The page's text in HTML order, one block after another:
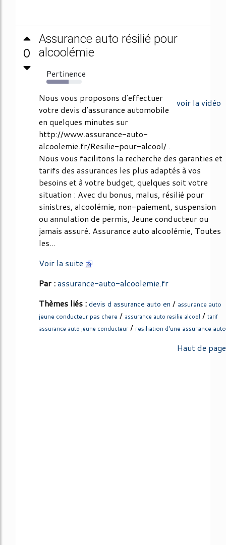
0
Assurance auto résilié pour
alcoolémie
Pertinence
63%
voir la vidéo
Nous vous proposons d'effectuer
votre devis d'assurance automobile
en quelques minutes sur
http://www.assurance-auto-
alcoolemie.fr/Resilie-pour-alcool/ .
Nous vous facilitons la recherche des garanties et
tarifs des assurances les plus adaptés à vos
besoins et à votre budget, quelques soit votre
situation : Avec du bonus, malus, résilié pour
sinistres, alcoolémie, non-paiement, suspension
ou annulation de permis, Jeune conducteur ou
jamais assuré. Assurance auto alcoolémie, Toutes
les...
Voir la suite
Par :assurance-auto-alcoolemie.fr
Thèmes liés : devis d assurance auto en / assurance auto
jeune conducteur pas chere / assurance auto resilie alcool / tarif
assurance auto jeune conducteur/ resiliation d'une assurance auto
Haut de page